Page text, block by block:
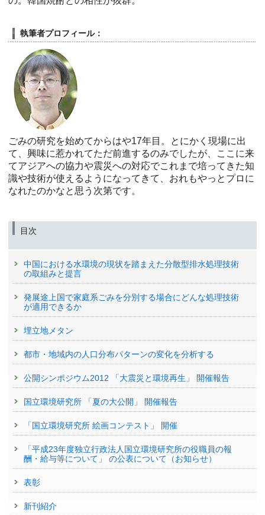
執筆者プロフィール：
ごみの研究を始めてからはや17年目。とにかく現場に出
て、興味に惹かれてただ前進するのみでしたが、ここに来
てアジアへの協力や震災への対応でこれまで培ってきた知
識や技術が使えるようになってきて、おれもやっとプロに
なれたのかなと思う次第です。
目次
中国における水環境の現状を踏まえた分散型排水処理技術
の取組みと提言
発展途上国で家庭系ごみを分別する場合にどんな処理技術
が適用できるか
埋立地メタン
都市・地域内の人口分布パターンの変化を分析する
公開シンポジウム2012 「大震災と環境再生」 開催報告
国立環境研究所 「夏の大公開」 開催報告
「国立環境研究所 絵画コンテスト」 開催
「平成23年度独立行政法人国立環境研究所の役職員の報
酬・給与等について」 の公表について（お知らせ）
表彰
新刊紹介